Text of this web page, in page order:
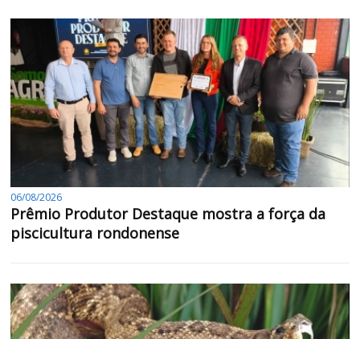
06/08/2026
Prêmio Produtor Destaque mostra a força da
piscicultura rondonense